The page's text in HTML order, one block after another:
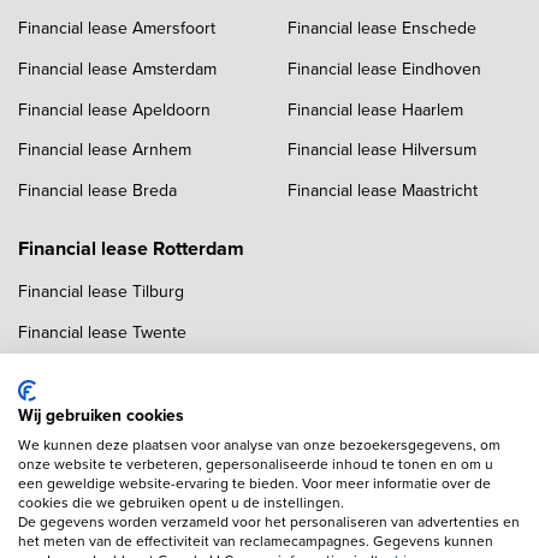
Financial lease Amersfoort
Financial lease Amsterdam
Financial lease Apeldoorn
Financial lease Arnhem
Financial lease Breda
Financial lease Enschede
Financial lease Eindhoven
Financial lease Haarlem
Financial lease Hilversum
Financial lease Maastricht
Financial lease Rotterdam
Financial lease Tilburg
Financial lease Twente
Financial lease Zwolle
Wij gebruiken cookies
We kunnen deze plaatsen voor analyse van onze bezoekersgegevens, om
onze website te verbeteren, gepersonaliseerde inhoud te tonen en om u
een geweldige website-ervaring te bieden. Voor meer informatie over de
cookies die we gebruiken opent u de instellingen.
De gegevens worden verzameld voor het personaliseren van advertenties en
het meten van de effectiviteit van reclamecampagnes. Gegevens kunnen